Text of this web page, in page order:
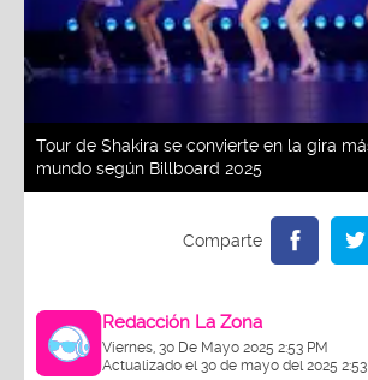
Tour de Shakira se convierte en la gira
mundo según Billboard 2025
Redacción La Zona
Viernes, 30 De Mayo 2025 2:53 PM
Actualizado el 30 de mayo del 2025 2:53